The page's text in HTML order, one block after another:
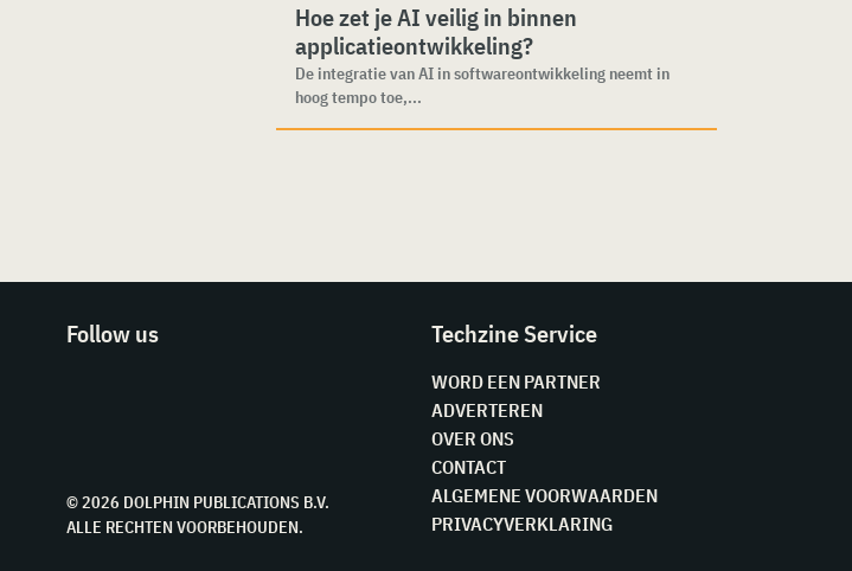
Hoe zet je AI veilig in binnen
applicatieontwikkeling?
De integratie van AI in softwareontwikkeling neemt in
hoog tempo toe,...
Follow us
© 2026 DOLPHIN PUBLICATIONS B.V.
ALLE RECHTEN VOORBEHOUDEN.
Techzine Service
WORD EEN PARTNER
ADVERTEREN
OVER ONS
CONTACT
ALGEMENE VOORWAARDEN
PRIVACYVERKLARING